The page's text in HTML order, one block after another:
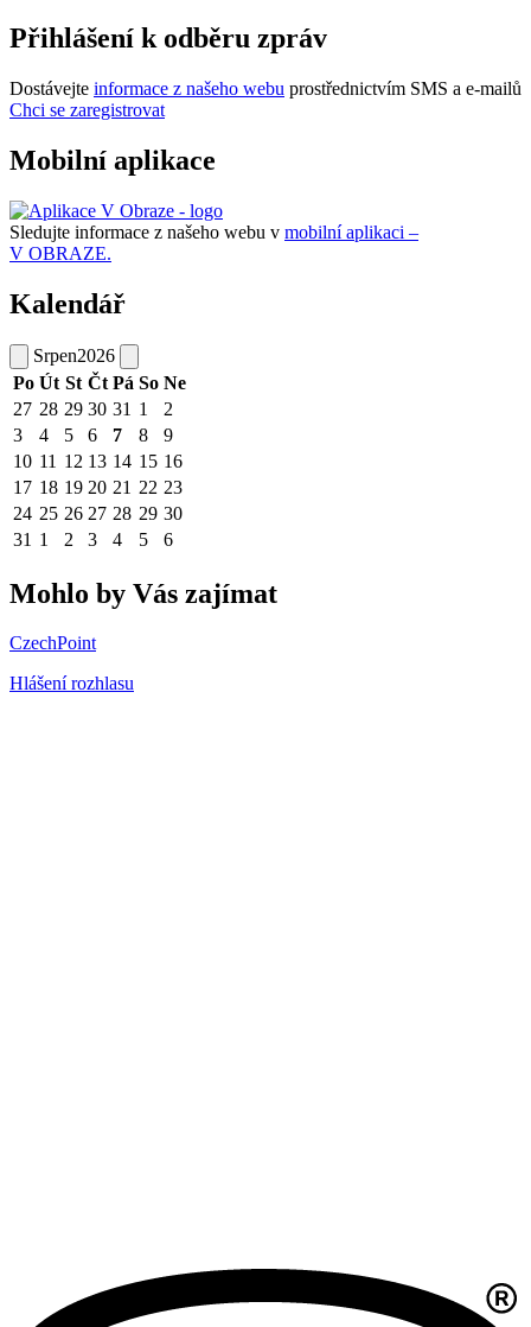
Přihlášení k odběru zpráv
Dostávejte informace z našeho webu prostřednictvím SMS a e-mailů
Chci se zaregistrovat
Mobilní aplikace
Sledujte informace z našeho webu v mobilní aplikaci –
V OBRAZE.
Kalendář
Srpen2026
Po Út St Čt Pá So Ne
27 28 29 30 31 1
2
3
4 5 6 7 8
9
10 11 12 13 14 15 16
17 18 19 20 21 22 23
24 25 26 27 28 29 30
31 1 2 3 4 5 6
Mohlo by Vás zajímat
CzechPoint
Hlášení rozhlasu